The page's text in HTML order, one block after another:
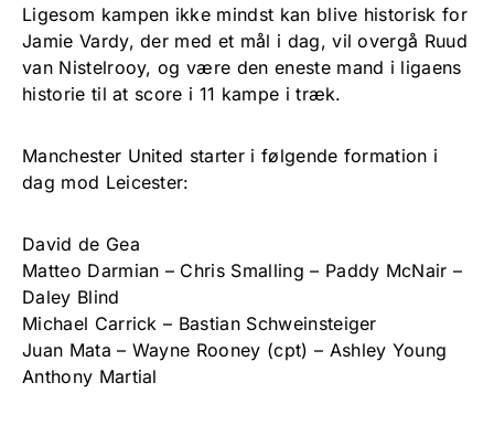
Ligesom kampen ikke mindst kan blive historisk for
Jamie Vardy, der med et mål i dag, vil overgå Ruud
van Nistelrooy, og være den eneste mand i ligaens
historie til at score i 11 kampe i træk.
Manchester United starter i følgende formation i
dag mod Leicester:
David de Gea
Matteo Darmian – Chris Smalling – Paddy McNair –
Daley Blind
Michael Carrick – Bastian Schweinsteiger
Juan Mata – Wayne Rooney (cpt) – Ashley Young
Anthony Martial